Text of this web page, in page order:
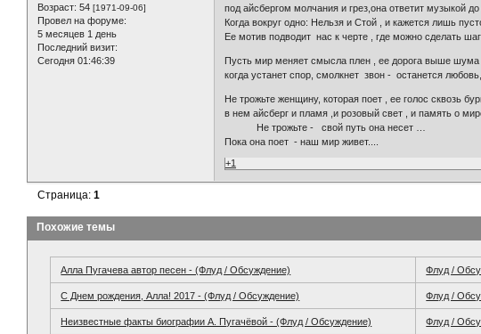
Возраст: 54 [1971-09-06]
Провел на форуме:
5 месяцев 1 день
Последний визит:
Сегодня 01:46:39
под айсбергом молчания и грез,она ответит музыкой до
Когда вокруг одно: Нельзя и Стой , и кажется лишь
Ее мотив подводит нас к черте , где можно сделать
Пусть мир меняет смысла плен , ее дорога выше шума
когда устанет спор, смолкнет звон - останется
Не трожьте женщину, которая поет , ее голос сквозь
в нем айсберг и пламя ,и розовый свет , и память о
Не трожьте - свой путь она несет …
Пока она поет - наш мир живет....
+1
Страница:1
Похожие темы
Алла Пугачева автор песен - (Флуд / Обсуждение) Флуд /
С Днем рождения, Алла! 2017 - (Флуд / Обсуждение) Флуд /
Неизвестные факты биографии А. Пугачёвой - (Флуд / Обсуждение) Флуд /